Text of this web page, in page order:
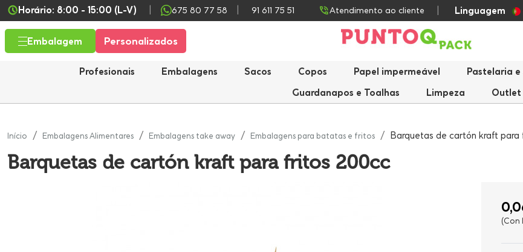
Horário: 8:00 - 15:00 (L-V) 675 80 77 58 91 611 75 51 Atendimento ao cliente Linguagem
Embalagem Personalizados
Profesionais Embalagens Sacos Copos Papel impermeável Pastelaria e
Guardanapos e Toalhas
Limpeza Outlet
Início Embalagens Alimentares Embalagens take away Embalagens para batatas e fritos Barquetas de cartón kraft
Barquetas de cartón kraft para fritos 200cc
(Con